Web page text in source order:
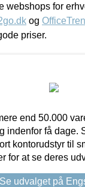
webshops for
og
priser.
end 50.000
indenfor få dage.
kontorudstyr til
for at se deres
Se udvalget på